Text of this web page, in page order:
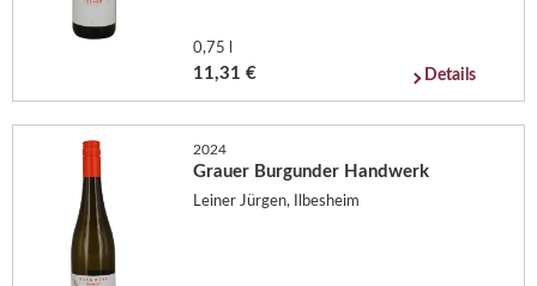
0,75 l
11,31 € Details
2024
Grauer Burgunder Handwerk
Leiner Jürgen, Ilbesheim